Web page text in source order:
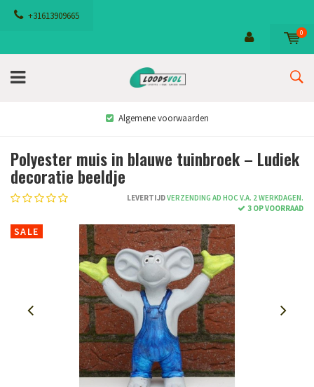
+31613909665
0
Algemene voorwaarden
Polyester muis in blauwe tuinbroek – Ludiek
decoratie beeldje
LEVERTIJDVERZENDING AD HOC V.A. 2 WERKDAGEN.
3 OP VOORRAAD
SALE